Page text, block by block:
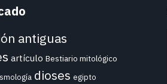
antiguas
artículo Bestiario mitológico
dioses egipto